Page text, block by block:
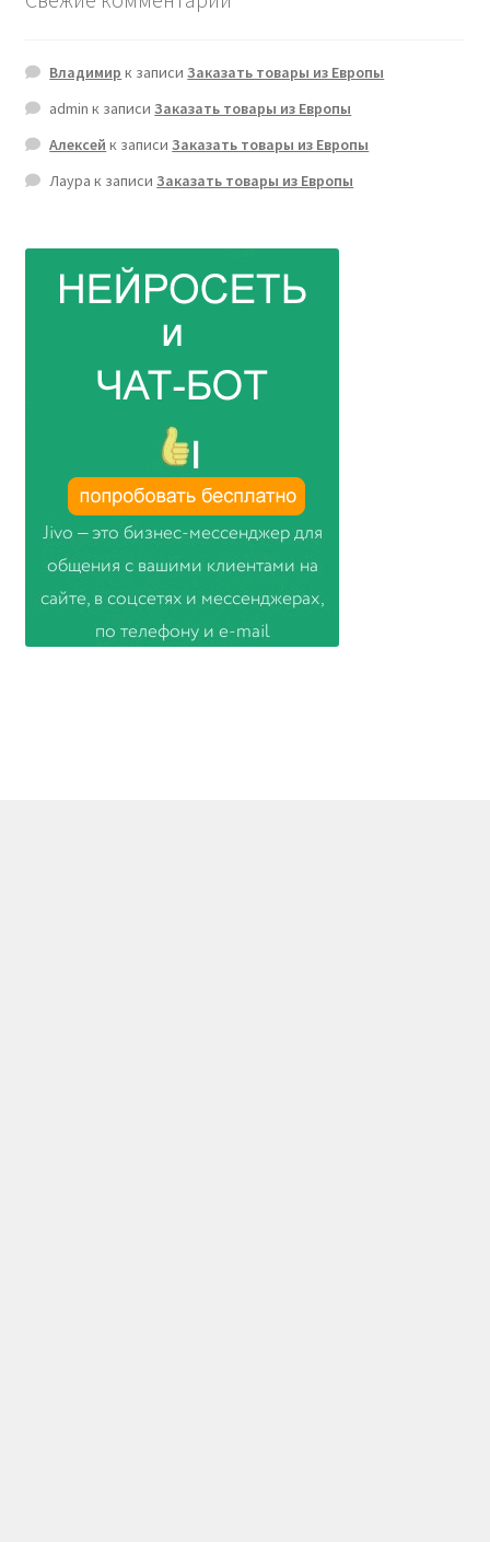
Владимир к записиЗаказать товары из Европы
admin к записиЗаказать товары из Европы
Алексей к записиЗаказать товары из Европы
Лаура к записиЗаказать товары из Европы